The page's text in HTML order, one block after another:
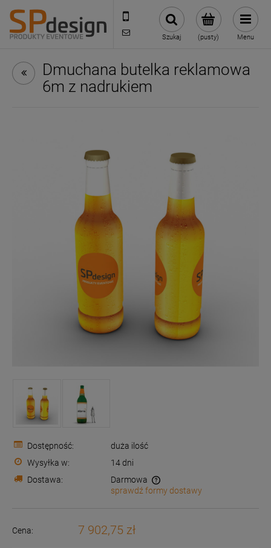
221002030
sklep@reklamydrukarnia.pl
(pusty)
Szukaj Menu
Dmuchana butelka reklamowa
6m z nadrukiem
Dostępność:
duża ilość
Wysyłka w:
14 dni
Dostawa:
Darmowa
Cena nie zawiera ewentualnych kosztów płatności
sprawdź formy dostawy
Cena: 7 902,75 zł